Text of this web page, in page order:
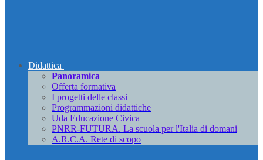
Didattica
Panoramica
Offerta formativa
I progetti delle classi
Programmazioni didattiche
Uda Educazione Civica
PNRR-FUTURA. La scuola per l'Italia di domani
A.R.C.A. Rete di scopo